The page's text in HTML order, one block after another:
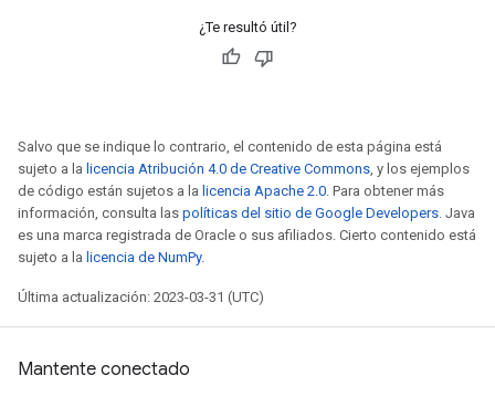
¿Te resultó útil?
Salvo que se indique lo contrario, el contenido de esta página está
sujeto a la licencia Atribución 4.0 de Creative Commons, y los ejemplos
de código están sujetos a la licencia Apache 2.0. Para obtener más
información, consulta las políticas del sitio de Google Developers. Java
es una marca registrada de Oracle o sus afiliados. Cierto contenido está
sujeto a la licencia de NumPy.
Última actualización: 2023-03-31 (UTC)
Mantente conectado